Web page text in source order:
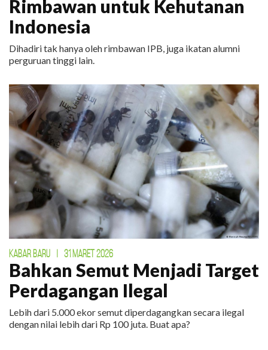
Rimbawan untuk Kehutanan
Indonesia
Dihadiri tak hanya oleh rimbawan IPB, juga ikatan alumni
perguruan tinggi lain.
KABAR BARU | 31 MARET 2026
Bahkan Semut Menjadi Target
Perdagangan Ilegal
Lebih dari 5.000 ekor semut diperdagangkan secara ilegal
dengan nilai lebih dari Rp 100 juta. Buat apa?